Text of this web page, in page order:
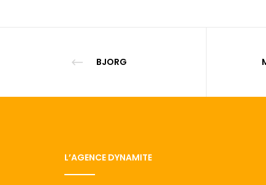
BJORG
L’AGENCE DYNAMITE